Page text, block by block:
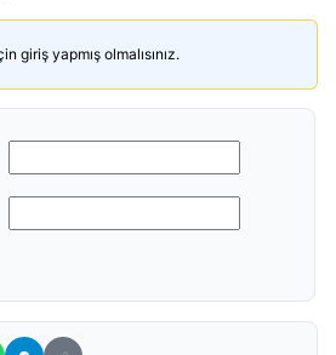
giriş yapmış olmalısınız.